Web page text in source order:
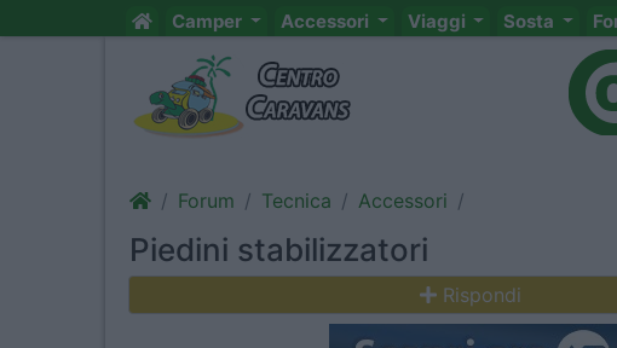
Camper Accessori Viaggi Sosta
Forum Tecnica Accessori
Piedini stabilizzatori
Rispondi